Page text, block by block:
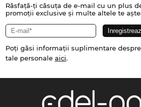
Răsfață-ți căsuța de e-mail cu un plus
promoții exclusive și multe altele te
Poți găsi informații suplimentare
tale personale aici.